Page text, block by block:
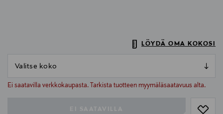
LÖYDÄ OMA KOKOSI
Ei saatavilla verkkokaupasta. Tarkista tuotteen myymäläsaatavuus alta.
null